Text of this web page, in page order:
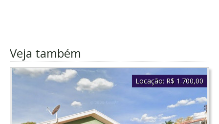
Veja também
Locação: R$ 1.700,00